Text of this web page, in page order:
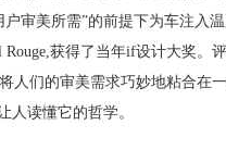
审美所需”的前提下为车注入
获得了当年if设计大奖。
人们的审美需求巧妙地粘合在
人读懂它的哲学。